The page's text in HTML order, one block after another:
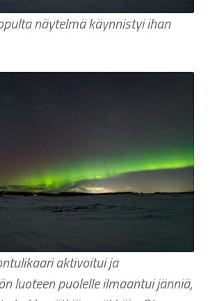
näytelmä käynnistyi ihan
aktivoitui ja
luoteen puolelle ilmaantui jänniä,